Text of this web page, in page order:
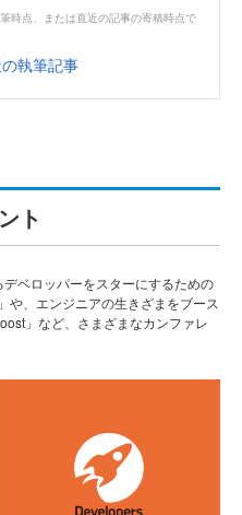
時点、または直近の記事の寄稿時点で
執筆記事
ト
ベロッパーをスターにするための
や、エンジニアの生きざまをブース
」など、さまざまなカンファレ